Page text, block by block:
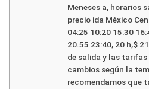
Meneses a, horarios
precio ida México
04:25 10:20 15:30
20.55 23:40, 20 h,$
de salida y las
cambios según la
recomendamos que